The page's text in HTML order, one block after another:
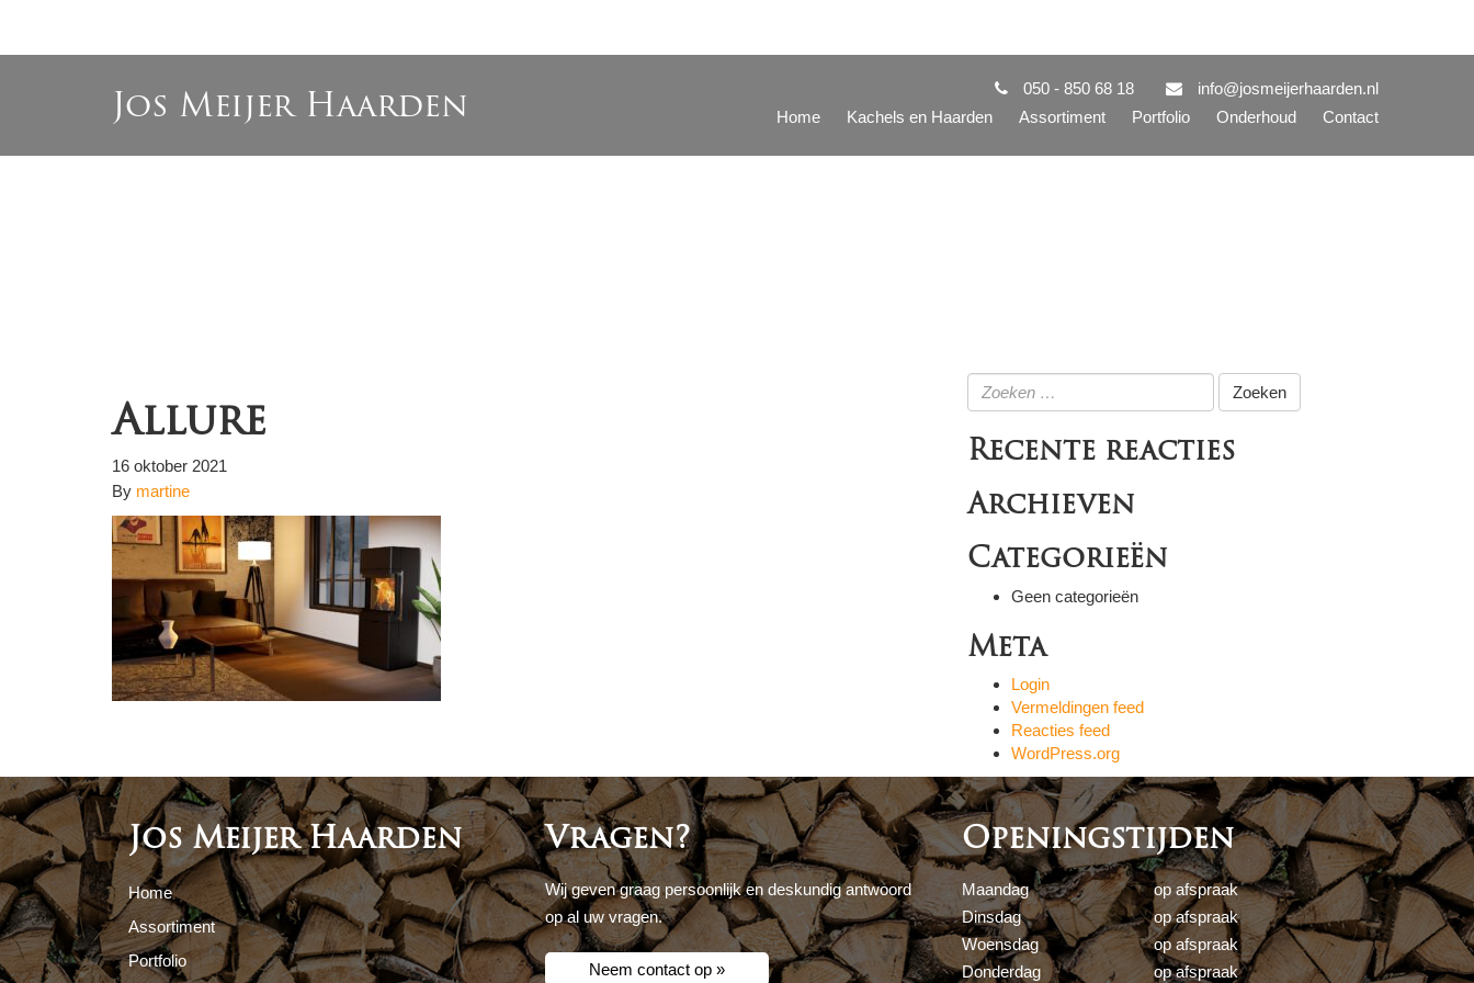
Jos Meijer Haarden 050 - 850 68 18
info@josmeijerhaarden.nl
Home
Kachels en Haarden Assortiment Portfolio Onderhoud Contact
Allure
16 oktober 2021
By martine
Zoeken
naar:
Recente reacties
Archieven
Categorieën
Geen categorieën
Meta
Login
Vermeldingen feed
Reacties feed
WordPress.org
Jos Meijer Haarden
Home
Assortiment
Portfolio
Vragen?
Wij geven graag persoonlijk en deskundig antwoord
op al uw vragen.
Neem contact op »
Openingstijden
Maandag
op afspraak
Dinsdag
op afspraak
Woensdag
op afspraak
Donderdag
op afspraak